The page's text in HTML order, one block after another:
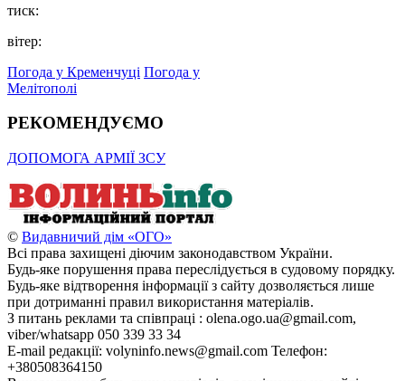
тиск:
вітер:
Погода у Кременчуці Погода у
Мелітополі
РЕКОМЕНДУЄМО
ДОПОМОГА АРМІЇ ЗСУ
© Видавничий дім «ОГО»
Всі права захищені діючим законодавством України.
Будь-яке порушення права переслідується в судовому порядку.
Будь-яке відтворення інформації з сайту дозволяється лише
при дотриманні правил використання матеріалів.
З питань реклами та співпраці : olena.ogo.ua@gmail.com,
viber/whatsapp 050 339 33 34
E-mail редакції: volyninfo.news@gmail.com Телефон:
+380508364150